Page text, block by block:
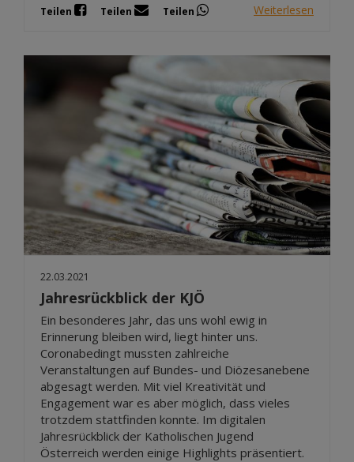
Teilen Teilen Teilen Weiterlesen
22.03.2021
Jahresrückblick der KJÖ
Ein besonderes Jahr, das uns wohl ewig in
Erinnerung bleiben wird, liegt hinter uns.
Coronabedingt mussten zahlreiche
Veranstaltungen auf Bundes- und Diözesanebene
abgesagt werden. Mit viel Kreativität und
Engagement war es aber möglich, dass vieles
trotzdem stattfinden konnte. Im digitalen
Jahresrückblick der Katholischen Jugend
Österreich werden einige Highlights präsentiert.